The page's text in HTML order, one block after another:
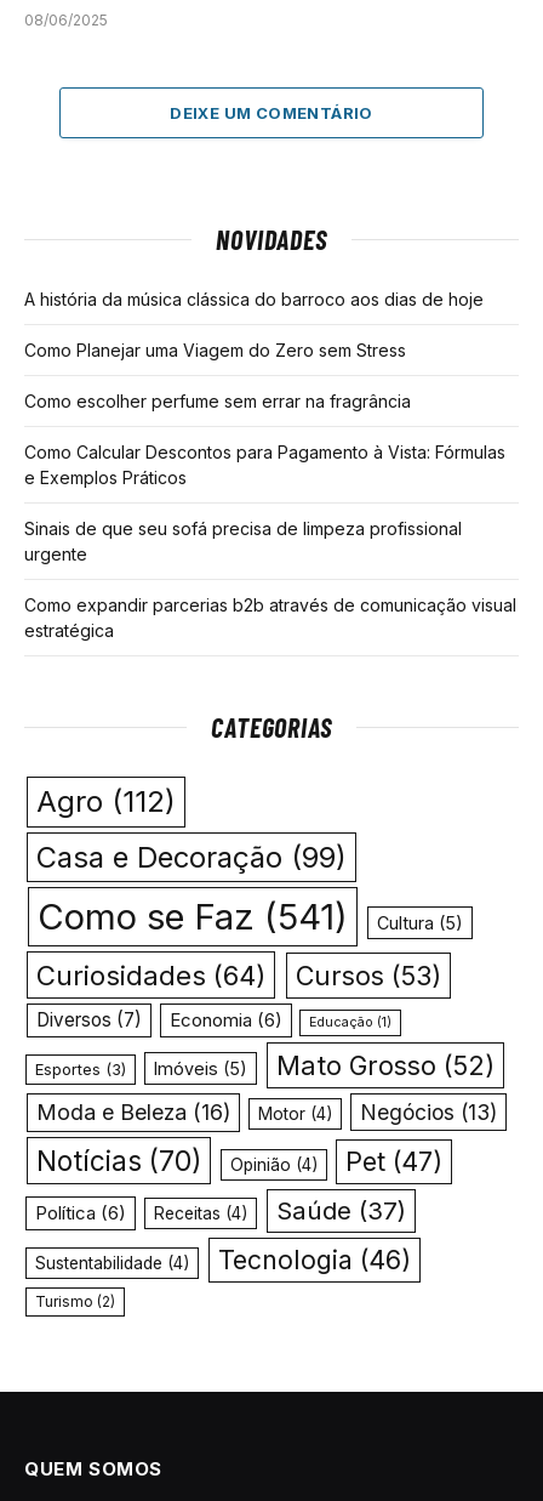
08/06/2025
DEIXE UM COMENTÁRIO
NOVIDADES
A história da música clássica do barroco aos dias de hoje
Como Planejar uma Viagem do Zero sem Stress
Como escolher perfume sem errar na fragrância
Como Calcular Descontos para Pagamento à Vista: Fórmulas
e Exemplos Práticos
Sinais de que seu sofá precisa de limpeza profissional
urgente
Como expandir parcerias b2b através de comunicação visual
estratégica
CATEGORIAS
Agro (112)
Casa e Decoração (99)
Como se Faz (541) Cultura (5)
Curiosidades (64) Cursos (53)
Diversos (7) Economia (6) Educação (1)
Esportes (3) Imóveis (5) Mato Grosso (52)
Moda e Beleza (16) Motor(4) Negócios (13)
Notícias (70) Opinião (4) Pet (47)
Política (6) Receitas (4) Saúde (37)
Sustentabilidade (4) Tecnologia (46)
Turismo (2)
QUEM SOMOS